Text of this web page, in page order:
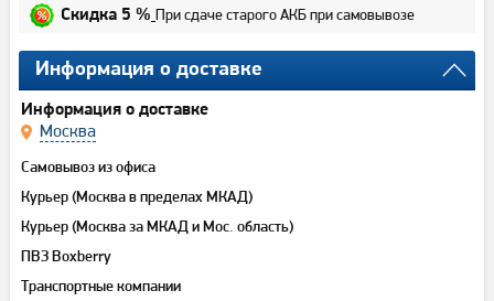
Скидка 5 % При сдаче старого АКБ при самовывозе
Информация о доставке
Информация о доставке
Москва
Самовывоз из офиса
Курьер (Москва в пределах МКАД)
Курьер (Москва за МКАД и Мос. область)
ПВЗ Boxberry
Транспортные компании